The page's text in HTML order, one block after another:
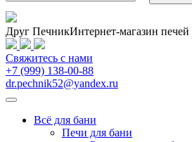
Друг ПечникИнтернет-магазин печей
Свяжитесь с нами
+7 (999) 138-00-88
dr.pechnik52@yandex.ru
Всё для бани
Печи для бани